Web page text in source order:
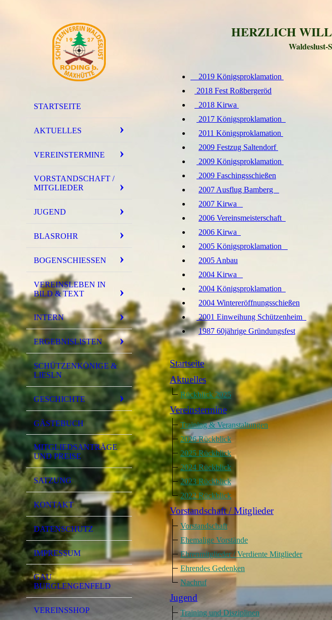
STARTSEITE
AKTUELLES
VEREINSTERMINE
VORSTANDSCHAFT /
MITGLIEDER
JUGEND
BLASROHR
BOGENSCHIESSEN
VEREINSLEBEN IN
BILD & TEXT
INTERN
ERGEBNISLISTEN
SCHÜTZENKÖNIGE &
LIESLN
GESCHICHTE
GÄSTEBUCH
MITGLIEDSANTRÄGE
UND PREISE
SATZUNG
KONTAKT
DATENSCHUTZ
IMPRESSUM
GAU
BURGLENGENFELD
VEREINSSHOP
HERZLICH
Waldeslust-
2019 Königsproklamation ​
2018 Fest Roßbergeröd
​ 2018 Kirwa​ ​
2017 Königsproklamation ​ ​
2011 Königsproklamation ​
2009 Festzug Saltendorf​ ​
2009 Königsproklamation​ ​
2009 Faschingsschießen
2007 Ausflug Bamberg​ ​ ​ ​
2007 Kirwa​ ​ ​ ​
2006 Vereinsmeisterschaft ​ ​
2006 Kirwa​ ​ ​
2005 Königsproklamation​ ​ ​ ​
2005 Anbau
2004 Kirwa​ ​ ​ ​
2004 Königsproklamation​ ​ ​
2004 Wintereröffnungsschießen
2001 Einweihung Schützenheim​ ​ ​
​ ​ ​ ​1987 60jährige Gründungsfest
Startseite
Aktuelles
Rückblick 2025
Vereinstermine
Training & Veranstaltungen
2026 Rückblick
2025 Rückblick
2024 Rückblick
2023 Rückblick
2022 Rückblick
Vorstandschaft / Mitglieder
Vorstandschaft
Ehemalige Vorstände
Ehrenmitglieder / Verdiente Mitglieder
Ehrendes Gedenken
Nachruf
Jugend
Training und Disziplinen